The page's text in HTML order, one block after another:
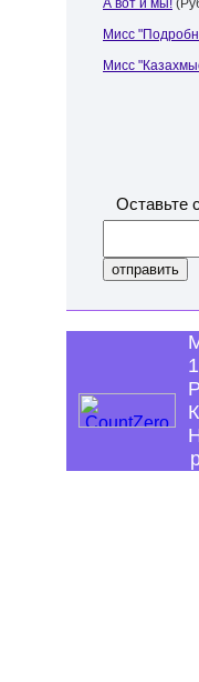
А вот и мы!
Мисс
Мисс
Оставьте